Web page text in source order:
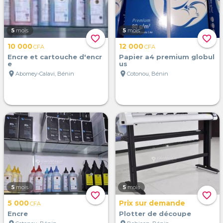
favorite_border
5 mois
10 000CFA
Encre et cartouche d'encr
e
location_on Abomey-Calavi, Bénin
favorite_border
5 mois
12 000CFA
Papier a4 premium globul
us
location_on Cotonou, Bénin
favorite_border
5 mois
5 000CFA
Encre
favorite_border
5 mois
Prix sur demande
Plotter de découpe